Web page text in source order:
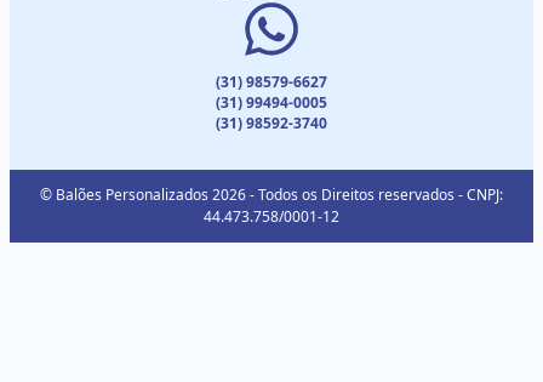
(31) 98579-6627
(31) 99494-0005
(31) 98592-3740
© Balões Personalizados 2026 - Todos os Direitos reservados - CNPJ:
44.473.758/0001-12